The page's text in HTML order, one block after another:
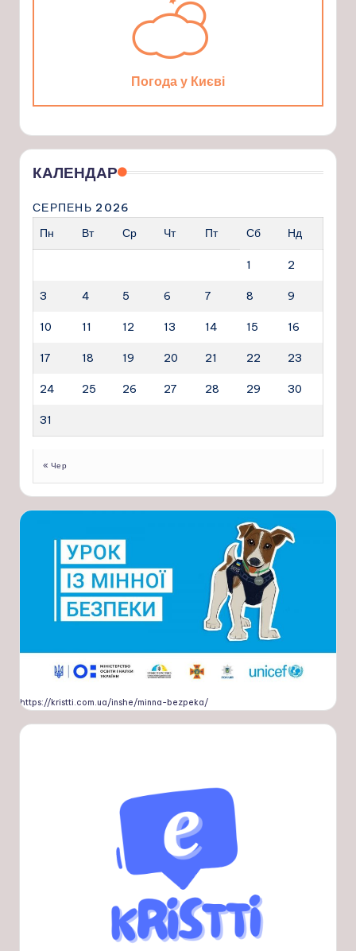
Погода у Києві
КАЛЕНДАР
СЕРПЕНЬ 2026
Пн
Вт Ср Чт Пт Сб Нд
1 2
3 4 5 6 7 8 9
10 11 12 13 14 15 16
17 18 19 20 21 22 23
24 25 26 27 28 29 30
31
« Чер
https://kristti.com.ua/inshe/minna-bezpeka/